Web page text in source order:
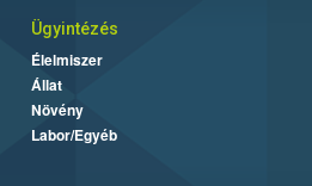
Ügyintézés
Élelmiszer
Állat
Növény
Labor/Egyéb